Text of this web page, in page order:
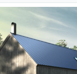
härligt stort rum,